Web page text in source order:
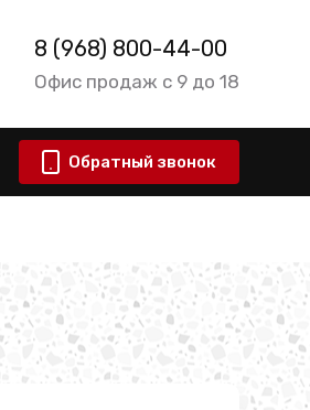
8 (968) 800-44-00
Офис продаж с 9 до 18
Обратный звонок